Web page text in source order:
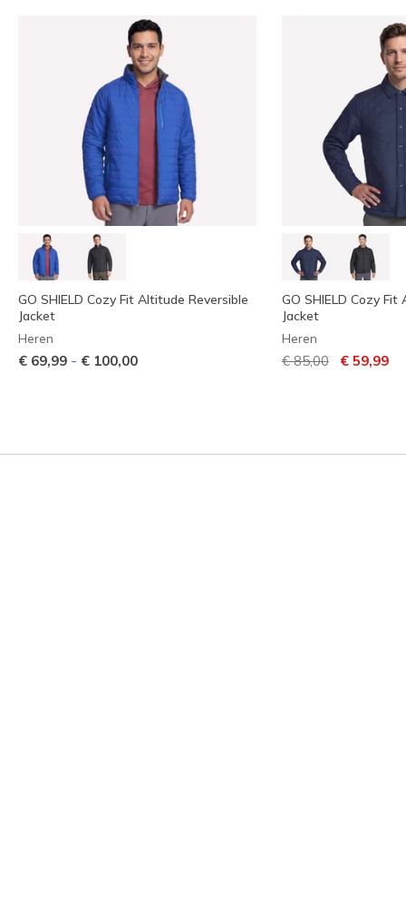
GO SHIELD Cozy Fit Altitude Reversible
Jacket
Heren
€ 69,99 - € 100,00
GO SHIELD Cozy
Jacket
Heren
Prijs verlaagd van
€ 85,00naar
€ 59,99